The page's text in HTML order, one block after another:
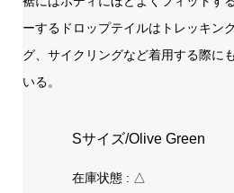
ーするドロップテイルはトレッキン
グ、サイクリングなど着用する際に
いる。
Sサイズ/Olive Green
在庫状態 : △